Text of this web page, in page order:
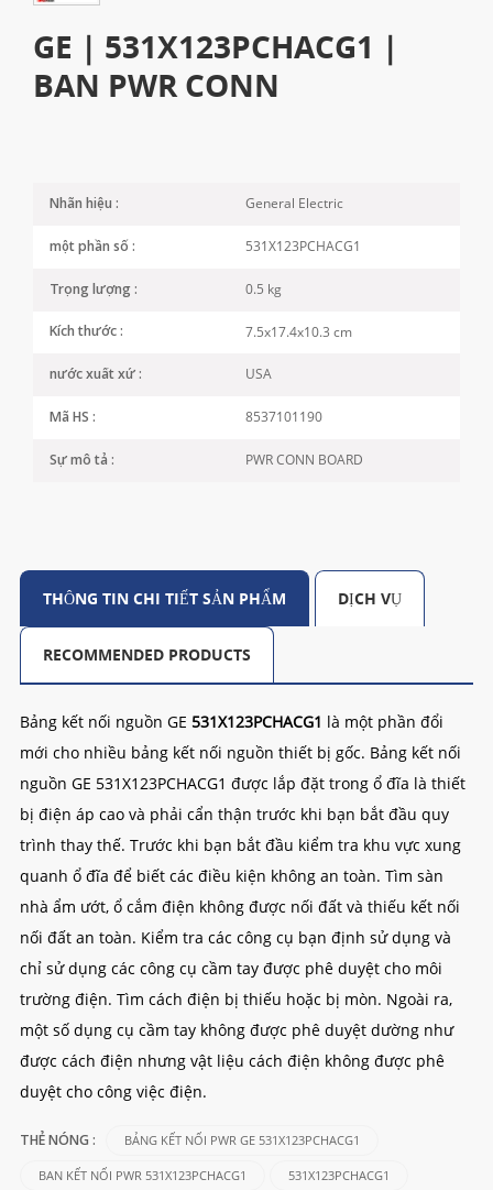
GE | 531X123PCHACG1 |
BAN PWR CONN
Nhãn hiệu : General Electric
một phần số : 531X123PCHACG1
Trọng lượng : 0.5 kg
Kích thước : 7.5x17.4x10.3 cm
nước xuất xứ : USA
Mã HS : 8537101190
Sự mô tả : PWR CONN BOARD
THÔNG TIN CHI TIẾT SẢN PHẨM DỊCH VỤ
RECOMMENDED PRODUCTS
Bảng kết nối nguồn GE 531X123PCHACG1 là một phần đổi
mới cho nhiều bảng kết nối nguồn thiết bị gốc. Bảng kết nối
nguồn GE 531X123PCHACG1 được lắp đặt trong ổ đĩa là thiết
bị điện áp cao và phải cẩn thận trước khi bạn bắt đầu quy
trình thay thế. Trước khi bạn bắt đầu kiểm tra khu vực xung
quanh ổ đĩa để biết các điều kiện không an toàn. Tìm sàn
nhà ẩm ướt, ổ cắm điện không được nối đất và thiếu kết nối
nối đất an toàn. Kiểm tra các công cụ bạn định sử dụng và
chỉ sử dụng các công cụ cầm tay được phê duyệt cho môi
trường điện. Tìm cách điện bị thiếu hoặc bị mòn. Ngoài ra,
một số dụng cụ cầm tay không được phê duyệt dường như
được cách điện nhưng vật liệu cách điện không được phê
duyệt cho công việc điện.
THẺ NÓNG : BẢNG KẾT NỐI PWR GE 531X123PCHACG1
BAN KẾT NỐI PWR 531X123PCHACG1 531X123PCHACG1